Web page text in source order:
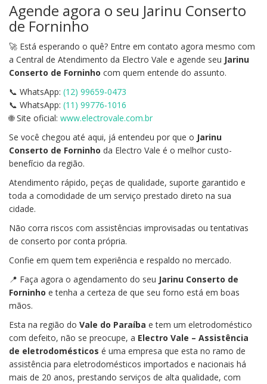
Agende agora o seu Jarinu Conserto
de Forninho
🚀 Está esperando o quê? Entre em contato agora mesmo com
a Central de Atendimento da Electro Vale e agende seu Jarinu
Conserto de Forninho com quem entende do assunto.
📞 WhatsApp: (12) 99659‑0473
📞 WhatsApp: (11) 99776‑1016
🌐 Site oficial: www.electrovale.com.br
Se você chegou até aqui, já entendeu por que o Jarinu
Conserto de Forninho da Electro Vale é o melhor custo-
benefício da região.
Atendimento rápido, peças de qualidade, suporte garantido e
toda a comodidade de um serviço prestado direto na sua
cidade.
Não corra riscos com assistências improvisadas ou tentativas
de conserto por conta própria.
Confie em quem tem experiência e respaldo no mercado.
📍 Faça agora o agendamento do seu Jarinu Conserto de
Forninho e tenha a certeza de que seu forno está em boas
mãos.
Esta na região do Vale do Paraíba e tem um eletrodoméstico
com defeito, não se preocupe, a Electro Vale – Assistência
de eletrodomésticos é uma empresa que esta no ramo de
assistência para eletrodomésticos importados e nacionais há
mais de 20 anos, prestando serviços de alta qualidade, com